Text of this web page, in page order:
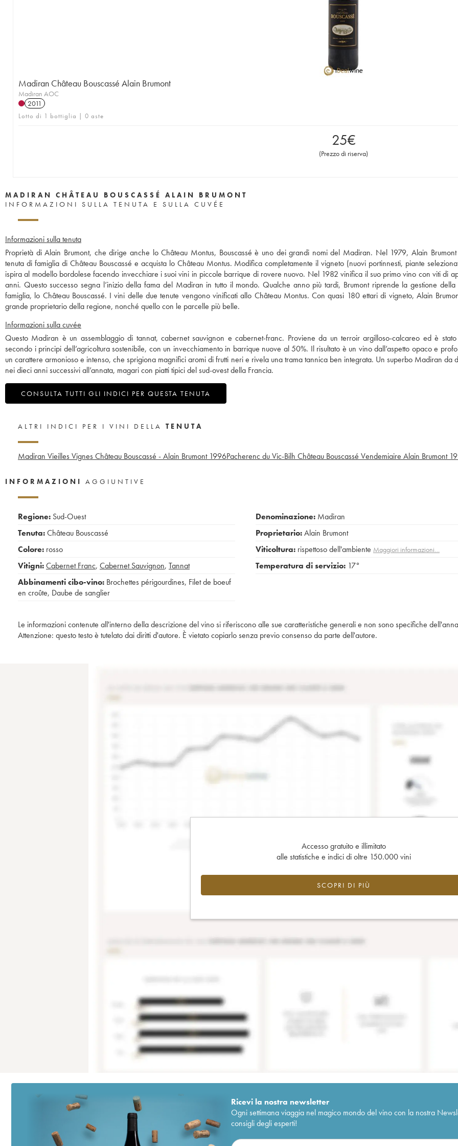
Madiran Château Bouscassé Alain Brumont
Madiran AOC
2011
Lotto di 1 bottiglia | 0 aste
25€
(Prezzo di riserva)
MADIRAN CHÂTEAU BOUSCASSÉ ALAIN BRUMONT
INFORMAZIONI SULLA TENUTA E SULLA CUVÉE
Informazioni sulla tenuta
Proprietà di Alain Brumont, che dirige anche lo Château Montus, Bouscassé è uno dei grandi nomi del Madiran. Nel 1979, Alain
tenuta di famiglia di Château Bouscassé e acquista lo Château Montus. Modifica completamente il vigneto (nuovi portinnesti, piante
ispira al modello bordolese facendo invecchiare i suoi vini in piccole barrique di rovere nuovo. Nel 1982 vinifica il suo primo vino con viti di
anni. Questo successo segna l’inizio della fama del Madiran in tutto il mondo. Qualche anno più tardi, Brumont riprende la gestione della
famiglia, lo Château Bouscassé. I vini delle due tenute vengono vinificati allo Château Montus. Con quasi 180 ettari di vigneto, Alain
grande proprietario della regione, nonché quello con le parcelle più belle.
Informazioni sulla cuvée
Questo Madiran è un assemblaggio di tannat, cabernet sauvignon e cabernet-franc. Proviene da un terroir argilloso-calcareo ed è
secondo i principi dell’agricoltura sostenibile, con un invecchiamento in barrique nuove al 50%. Il risultato è un vino dall’aspetto opaco e
un carattere armonioso e intenso, che sprigiona magnifici aromi di frutti neri e rivela una trama tannica ben integrata. Un superbo Madiran da
nei dieci anni successivi all’annata, magari con piatti tipici del sud-ovest della Francia.
CONSULTA TUTTI GLI INDICI PER QUESTA TENUTA
ALTRI INDICI PER I VINI DELLA TENUTA
Madiran Vieilles Vignes Château Bouscassé - Alain Brumont 1996Pacherenc du Vic-Bilh Château Bouscassé Vendemiaire Alain Brumont
INFORMAZIONI AGGIUNTIVE
Regione: Sud-Ouest
Tenuta:Château Bouscassé
Colore: rosso
Vitigni:Cabernet Franc, Cabernet Sauvignon, Tannat
Abbinamenti cibo-vino: Brochettes périgourdines, Filet de boeuf
en croûte, Daube de sanglier
Denominazione: Madiran
Proprietario:Alain Brumont
Viticoltura: rispettoso dell'ambiente Maggiori informazioni…
Temperatura di servizio: 17°
Le informazioni contenute all'interno della descrizione del vino si riferiscono alle sue caratteristiche generali e non sono specifiche
Attenzione: questo testo è tutelato dai diritti d'autore. È vietato copiarlo senza previo consenso da parte dell'autore.
Accesso gratuito e illimitato
alle statistiche e indici di oltre 150.000 vini
SCOPRI DI PIÙ
Ricevi la nostra newsletter
Ogni settimana viaggia nel magico mondo del vino con la nostra
consigli degli esperti!